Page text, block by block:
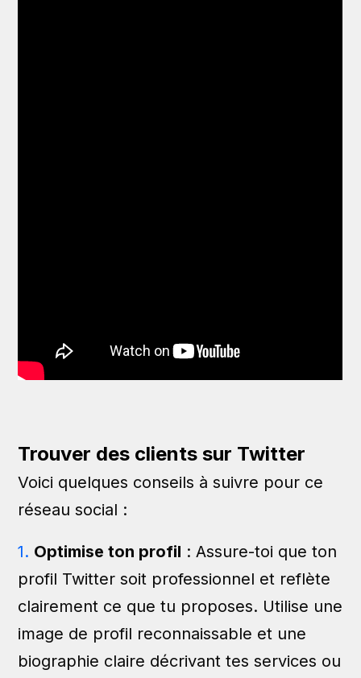
Trouver des clients sur Twitter
Voici quelques conseils à suivre pour ce
réseau social :
Optimise ton profil : Assure-toi que ton
profil Twitter soit professionnel et reflète
clairement ce que tu proposes. Utilise une
image de profil reconnaissable et une
biographie claire décrivant tes services ou